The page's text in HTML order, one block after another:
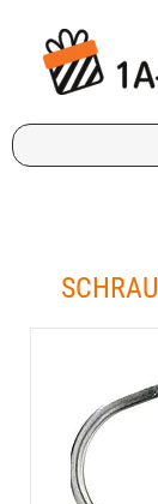
Ich
suche